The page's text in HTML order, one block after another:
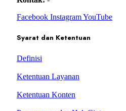
Facebook InstagramYouTube
Syarat dan Ketentuan
Definisi
Ketentuan Layanan
Ketentuan Konten